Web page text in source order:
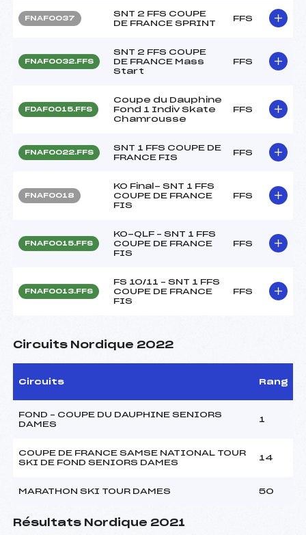
FNAF0037
SNT 2 FFS COUPE
DE FRANCE SPRINT
FFS
FNAF0032.FFS
SNT 2 FFS COUPE
DE FRANCE Mass
Start
FFS
FDAF0015.FFS
Coupe du Dauphine
Fond 1 Indiv Skate
Chamrousse
FFS
FNAF0022.FFS
SNT 1 FFS COUPE DE
FRANCE FIS
FFS
FNAF0018
KO Final- SNT 1 FFS
COUPE DE FRANCE
FIS
FFS
FNAF0015.FFS
KO-QLF – SNT 1 FFS
COUPE DE FRANCE
FIS
FFS
FNAF0013.FFS
FS 10/11 – SNT 1 FFS
COUPE DE FRANCE
FIS
FFS
Circuits Nordique 2022
Circuits Rang
FOND – COUPE DU DAUPHINE SENIORS
DAMES
1
COUPE DE FRANCE SAMSE NATIONAL TOUR
SKI DE FOND SENIORS DAMES
14
MARATHON SKI TOUR DAMES 50
Résultats Nordique 2021